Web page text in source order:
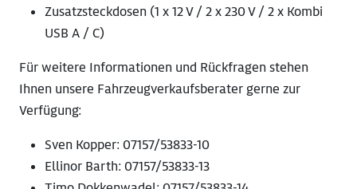
Zusatzsteckdosen (1 x 12 V / 2 x 230 V / 2 x Kombi
USB A / C)
Für weitere Informationen und Rückfragen stehen
Ihnen unsere Fahrzeugverkaufsberater gerne zur
Verfügung:
Sven Kopper: 07157/53833-10
Ellinor Barth: 07157/53833-13